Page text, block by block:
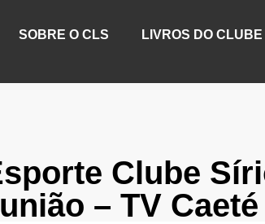
SOBRE O CLS LIVROS DO CLUBE
Clube
– TV Caeté